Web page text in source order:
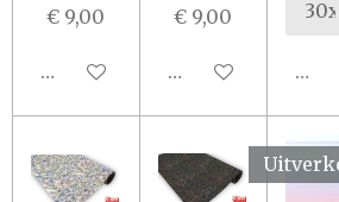
€ 9,00
In winkelwagen
€ 9,00
In winkelwagen
In